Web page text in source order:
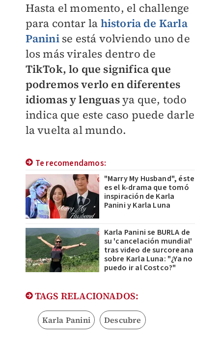
Hasta el momento, el challenge
para contar la historia de Karla
Paninise está volviendo uno de
los más virales dentro de
TikTok, lo que significa que
podremos verlo en diferentes
idiomas y lenguasya que, todo
indica que este caso puede darle
la vuelta al mundo.
Te recomendamos:
"Marry My Husband", éste
es el k-drama que tomó
inspiración de Karla
Panini y Karla Luna
Karla Panini se BURLA de
su 'cancelación mundial'
tras video de surcoreana
sobre Karla Luna: "¿Ya no
puedo ir al Costco?"
TAGS RELACIONADOS:
Karla Panini Descubre